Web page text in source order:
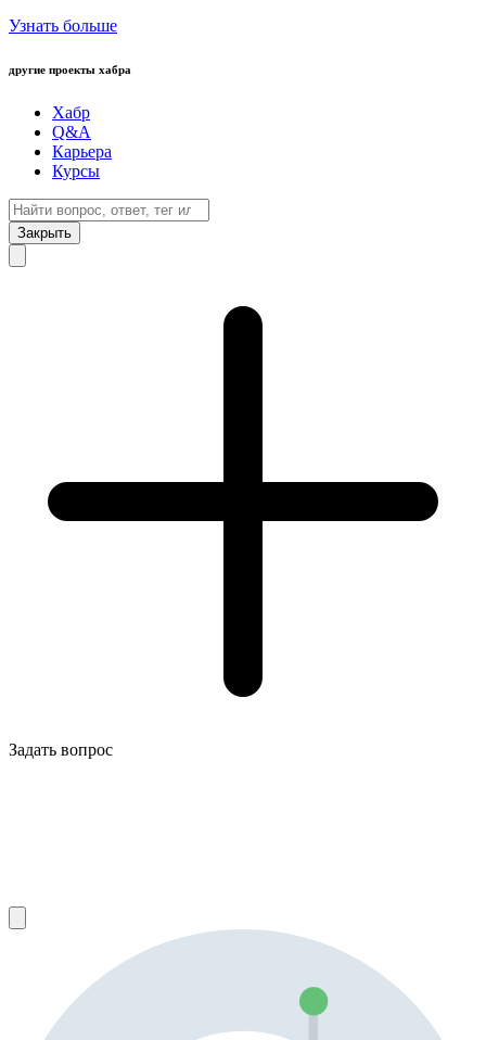
Узнать больше
другие проекты хабра
Хабр
Q&A
Карьера
Курсы
Закрыть
Задать вопрос